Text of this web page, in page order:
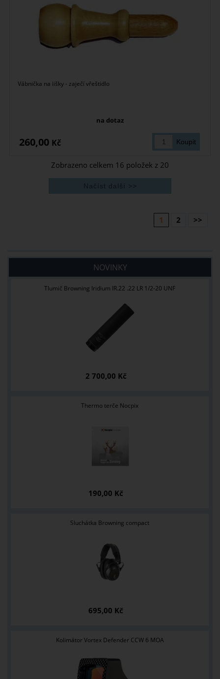
Vábnička na lišky - zaječí vřeštidlo
na dotaz
260,00 Kč
Zobrazeno celkem 16 položek z 20
1 2 >>
NOVINKY
Tlumič Browning Iridium IR.22 .22 LR 1/2-20 UNF
2 700,00 Kč
Thermo terče Nocpix
190,00 Kč
Sluchátka Browning compact
695,00 Kč
Kolimátor Vortex Defender CCW 6 MOA